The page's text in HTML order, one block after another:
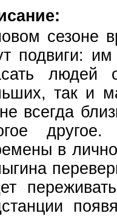
сезоне
подвиги:
людей
так и
всегда
в